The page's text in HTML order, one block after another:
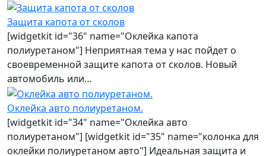
Защита капота от сколов
[widgetkit id="36" name="Оклейка капота
полиуретаном"] Неприятная тема у нас пойдет о
своевременной защите капота от сколов. Новый
автомобиль или…
Оклейка авто полиуретаном.
[widgetkit id="34" name="Оклейка авто
полиуретаном"] [widgetkit id="35" name="колонка для
оклейки полиуретаном авто"] Идеальная защита и